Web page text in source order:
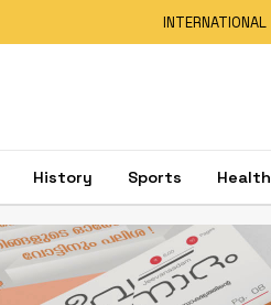
INTERNATIONAL
History Sports Health